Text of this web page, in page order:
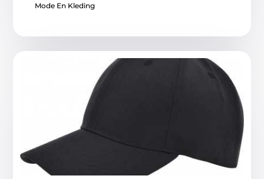
Mode En Kleding